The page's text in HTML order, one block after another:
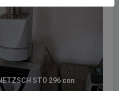
STO 296 con